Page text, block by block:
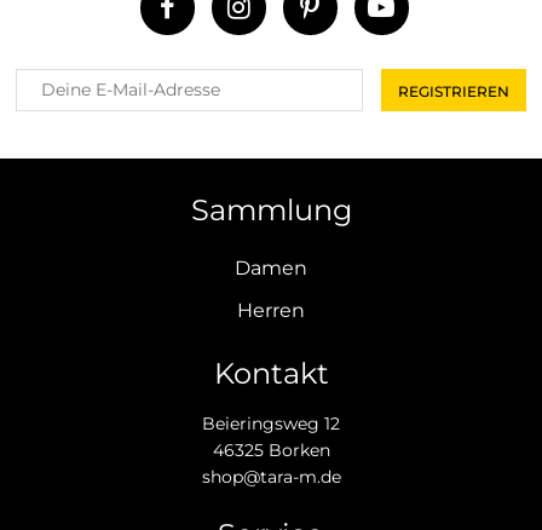
Sammlung
Damen
Herren
Kontakt
Beieringsweg 12
46325 Borken
shop@tara-m.de